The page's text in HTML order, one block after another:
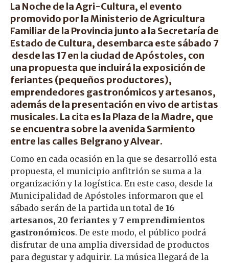
La Noche de la Agri-Cultura, el evento
promovido por la Ministerio de Agricultura
Familiar de la Provincia junto a la Secretaría de
Estado de Cultura, desembarca este sábado 7
desde las 17 en la ciudad de Apóstoles, con
una propuesta que incluirá la exposición de
feriantes (pequeños productores),
emprendedores gastronómicos y artesanos,
además de la presentación en vivo de artistas
musicales. La cita es la Plaza de la Madre, que
se encuentra sobre la avenida Sarmiento
entre las calles Belgrano y Alvear.
Como en cada ocasión en la que se desarrolló esta
propuesta, el municipio anfitrión se suma a la
organización y la logística. En este caso, desde la
Municipalidad de Apóstoles informaron que el
sábado serán de la partida un total de 16
artesanos, 20 feriantes y 7 emprendimientos
gastronómicos. De este modo, el público podrá
disfrutar de una amplia diversidad de productos
para degustar y adquirir. La música llegará de la